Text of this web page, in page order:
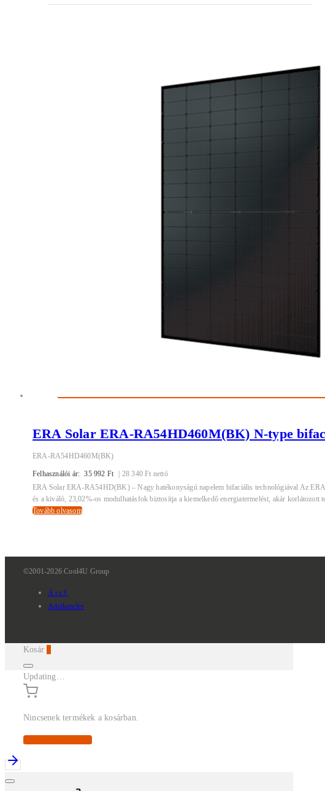
ERA Solar ERA-RA54HD460M(BK) N-type
ERA-RA54HD460M(BK)
Felhasználói ár: 35 992 Ft | 28 340Ft nettó
ERA Solar ERA-RA54HD(BK) – Nagy hatékonyságú napelem bifaciális technológiával Az
és a kiváló, 23,02%-os modulhatásfok biztosítja a kiemelkedő energiatermelést, akár
Tovább olvasom
©2001-2026 Cool4U Group
Á.sz.f.
Adatkezelés
Kosár
Updating…
Nincsenek termékek a kosárban.
Continue Shopping